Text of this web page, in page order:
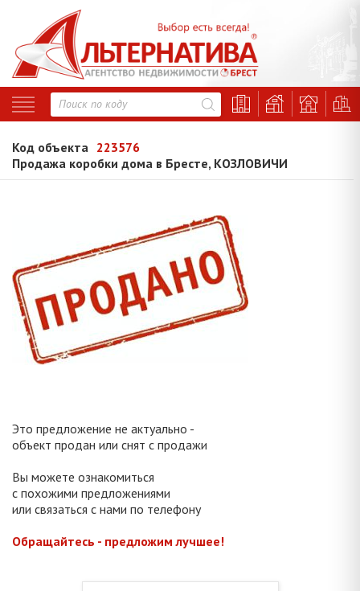
Код объекта 223576
Продажа коробки дома в Бресте, КОЗЛОВИЧИ
Это предложение не актуально -
объект продан или снят с продажи
Вы можете ознакомиться
с похожими предложениями
или связаться с нами по телефону
Обращайтесь - предложим лучшее!